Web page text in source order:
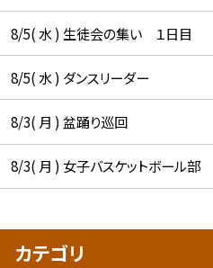
8/5( 水 ) 生徒会の集い １日目
8/5( 水 ) ダンスリーダー
8/3( 月 ) 盆踊り巡回
8/3( 月 ) 女子バスケットボール部
カテゴリ